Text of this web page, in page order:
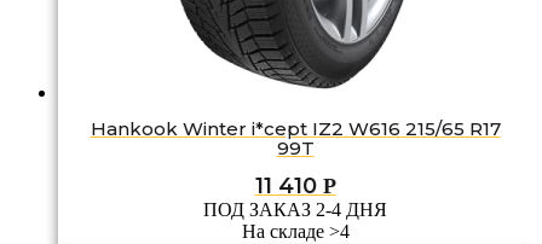
Hankook Winter i*cept IZ2 W616 215/65 R17
99T
11 410 Р
ПОД ЗАКАЗ 2-4 ДНЯ
На складе >4